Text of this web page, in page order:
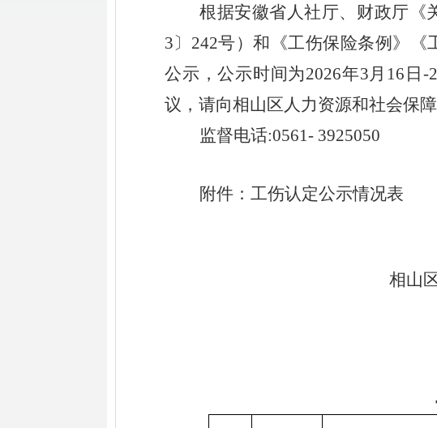
根据安徽省人社厅、 财政厅《
3〕242号）和 《工伤保险条例》《
公示，公示时间为2026年3月 16 日 -
议，请向相山区人力资源和社会保
监督电话:0561- 3925050
附件：工伤认定公示情况表
相山